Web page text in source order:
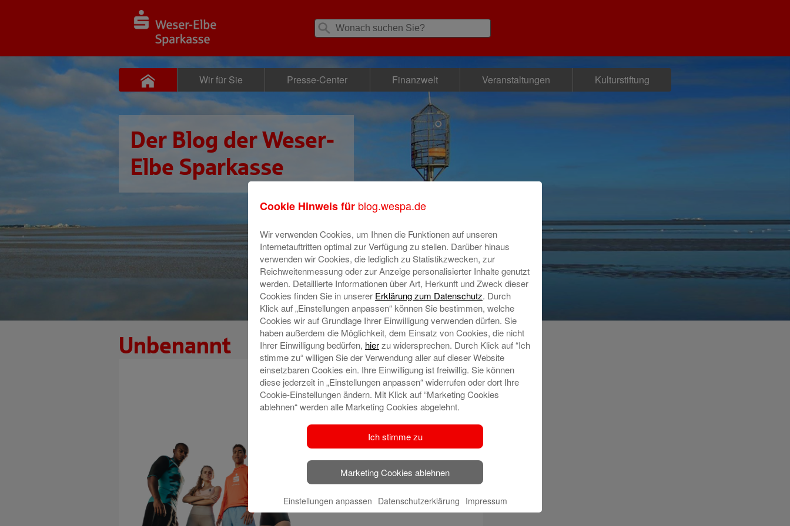
Wir für Sie Presse-Center Finanzwelt Veranstaltungen Kulturstiftung
Der Blog der Weser-
Elbe Sparkasse
Unbenannt
Cookie Hinweis für blog.wespa.de
Wir verwenden Cookies, um Ihnen die Funktionen auf unseren
Internetauftritten optimal zur Verfügung zu stellen. Darüber hinaus
verwenden wir Cookies, die lediglich zu Statistikzwecken, zur
Reichweitenmessung oder zur Anzeige personalisierter Inhalte genutzt
werden. Detaillierte Informationen über Art, Herkunft und Zweck dieser
Cookies finden Sie in unserer Erklärung zum Datenschutz. Durch
Klick auf „Einstellungen anpassen“ können Sie bestimmen, welche
Cookies wir auf Grundlage Ihrer Einwilligung verwenden dürfen. Sie
haben außerdem die Möglichkeit, dem Einsatz von Cookies, die nicht
Ihrer Einwilligung bedürfen, hierzu widersprechen. Durch Klick auf “Ich
stimme zu“ willigen Sie der Verwendung aller auf dieser Website
einsetzbaren Cookies ein. Ihre Einwilligung ist freiwillig. Sie können
diese jederzeit in „Einstellungen anpassen“ widerrufen oder dort Ihre
Cookie-Einstellungen ändern. Mit Klick auf “Marketing Cookies
ablehnen“ werden alle Marketing Cookies abgelehnt.
Ich stimme zu
Marketing Cookies ablehnen
Einstellungen anpassen Datenschutzerklärung Impressum